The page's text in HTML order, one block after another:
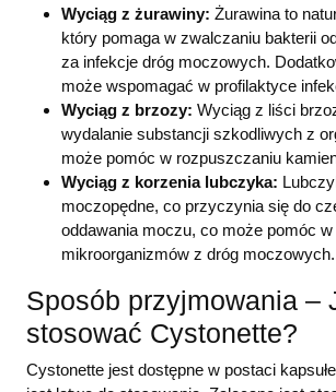
Wyciąg z żurawiny: Żurawina to
który pomaga w zwalczaniu bakterii
za infekcje dróg moczowych.
może wspomagać w profilaktyce
Wyciąg z brzozy: Wyciąg z liści
wydalanie substancji szkodliwych z
może pomóc w rozpuszczaniu
Wyciąg z korzenia lubczyka:
moczopędne, co przyczynia się do
oddawania moczu, co może pomóc
mikroorganizmów z dróg moczowych.
Sposób przyjmowania –
stosować Cystonette?
Cystonette jest dostępne w postaci